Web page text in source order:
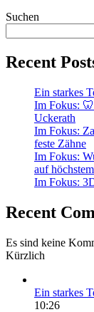
Suchen
Recent
Ein starkes
Im Fokus:
Uckerath
Im Fokus:
feste Zähne
Im Fokus:
auf
Im Fokus:
Recent
Es sind keine
Kürzlich
Ein starkes
10:26